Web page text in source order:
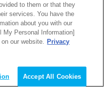
宮城県
to them or that they
services. You have the
about you with our
Personal Information]
our website. Privacy
Accept All Cookies